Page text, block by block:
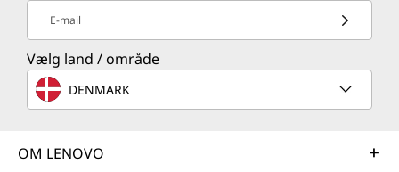
E-mail
Vælg land / område
DENMARK
OM LENOVO